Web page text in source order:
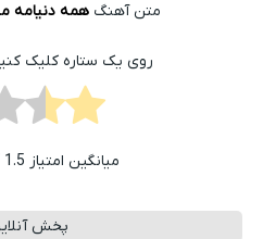
متن آهنگهمه دنیامه
روی یک ستاره کلیک
میانگین امتیاز 1.5
پخش